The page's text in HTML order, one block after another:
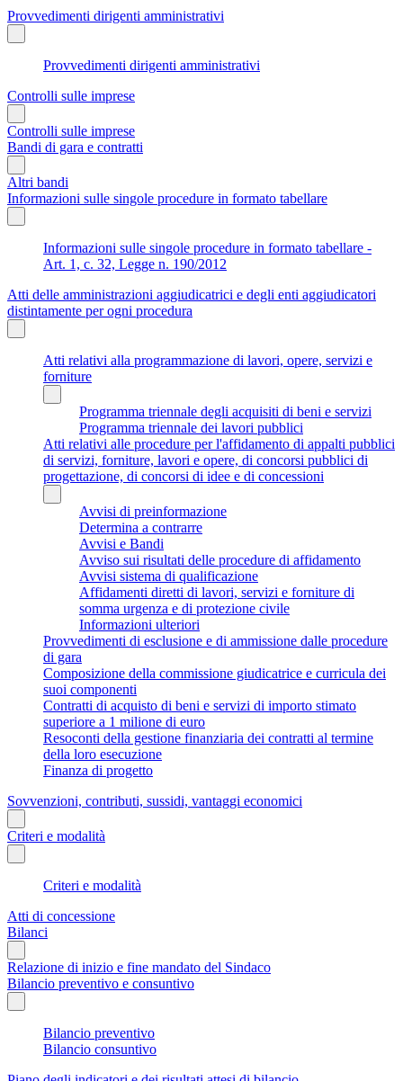
Provvedimenti dirigenti amministrativi
Provvedimenti dirigenti amministrativi
Controlli sulle imprese
Controlli sulle imprese
Bandi di gara e contratti
Altri bandi
Informazioni sulle singole procedure in formato tabellare
Informazioni sulle singole procedure in formato tabellare -
Art. 1, c. 32, Legge n. 190/2012
Atti delle amministrazioni aggiudicatrici e degli enti aggiudicatori
distintamente per ogni procedura
Atti relativi alla programmazione di lavori, opere, servizi e
forniture
Programma triennale degli acquisiti di beni e servizi
Programma triennale dei lavori pubblici
Atti relativi alle procedure per l'affidamento di appalti pubblici
di servizi, forniture, lavori e opere, di concorsi pubblici di
progettazione, di concorsi di idee e di concessioni
Avvisi di preinformazione
Determina a contrarre
Avvisi e Bandi
Avviso sui risultati delle procedure di affidamento
Avvisi sistema di qualificazione
Affidamenti diretti di lavori, servizi e forniture di
somma urgenza e di protezione civile
Informazioni ulteriori
Provvedimenti di esclusione e di ammissione dalle procedure
di gara
Composizione della commissione giudicatrice e curricula dei
suoi componenti
Contratti di acquisto di beni e servizi di importo stimato
superiore a 1 milione di euro
Resoconti della gestione finanziaria dei contratti al termine
della loro esecuzione
Finanza di progetto
Sovvenzioni, contributi, sussidi, vantaggi economici
Criteri e modalità
Criteri e modalità
Atti di concessione
Bilanci
Relazione di inizio e fine mandato del Sindaco
Bilancio preventivo e consuntivo
Bilancio preventivo
Bilancio consuntivo